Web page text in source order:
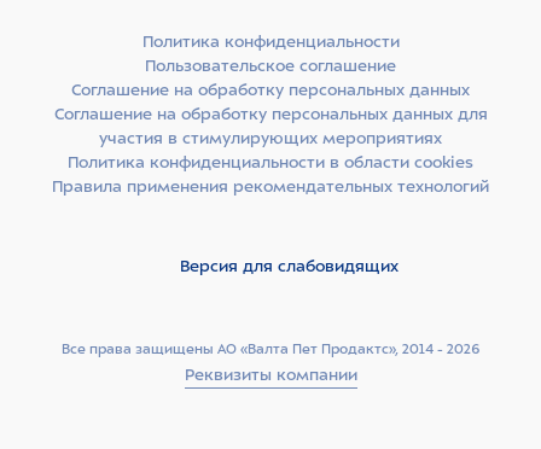
Все права защищены АО «Валта Пет Продактс», 2014 - 2026
Реквизиты компании
Политика конфиденциальности
Пользовательское соглашение
Соглашение на обработку персональных данных
Соглашение на обработку персональных данных для
участия в стимулирующих мероприятиях
Политика конфиденциальности в области cookies
Правила применения рекомендательных технологий
Версия для слабовидящих